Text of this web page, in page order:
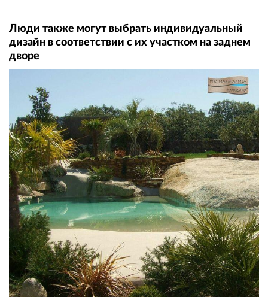
Люди также могут выбрать индивидуальный
дизайн в соответствии с их участком на заднем
дворе